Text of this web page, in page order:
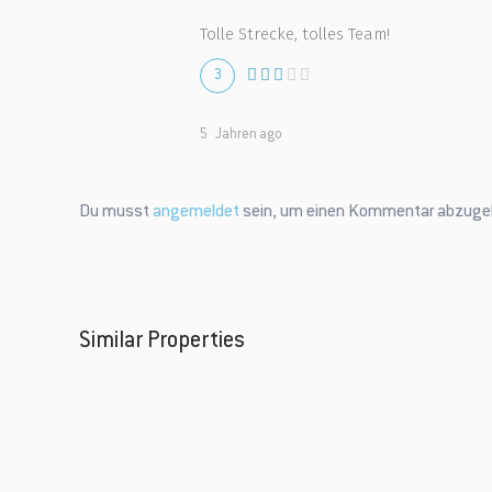
Tolle Strecke, tolles Team!
3
5 Jahren ago
Du musst angemeldet sein, um einen Kommentar
Similar Properties